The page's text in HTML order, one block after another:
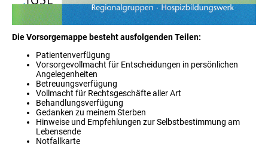
Die Vorsorgemappe besteht ausfolgenden Teilen:
Patientenverfügung
Vorsorgevollmacht für Entscheidungen in persönlichen
Angelegenheiten
Betreuungsverfügung
Vollmacht für Rechtsgeschäfte aller Art
Behandlungsverfügung
Gedanken zu meinem Sterben
Hinweise und Empfehlungen zur Selbstbestimmung am
Lebensende
Notfallkarte